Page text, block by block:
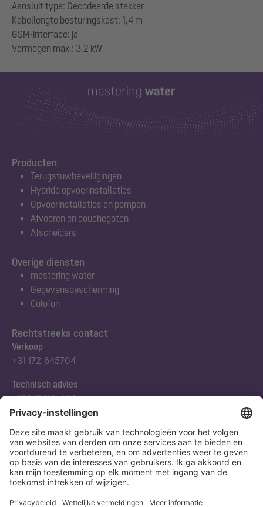
Aansluit type: Gecodeerde stekker
Kabellengte besturingskast: 1,4 m
GSM-interface: ja
Producten
Terugstuwbeveiligingen
Hybride opvoerinstallaties
Opvoerinstallaties en pompen
Afvoeren en douchegoten
Afscheiders
Rechtstreeks contact
Verkoop
+31 172-645704
Technisch advies
+31 172-645704
Abonneert u zich op onze nieuwsbrief
Nu aanmelden
Overige diensten
mastering water
Gegevensbescherming
Colofon